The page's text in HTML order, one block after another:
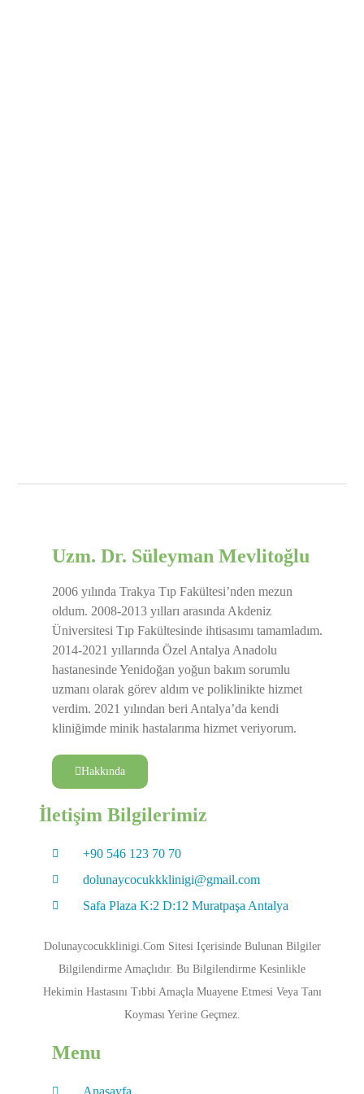
Uzm. Dr. Süleyman Mevlitoğlu
2006 yılında Trakya Tıp Fakültesi’nden mezun
oldum. 2008-2013 yılları arasında Akdeniz
Üniversitesi Tıp Fakültesinde ihtisasımı tamamladım.
2014-2021 yıllarında Özel Antalya Anadolu
hastanesinde Yenidoğan yoğun bakım sorumlu
uzmanı olarak görev aldım ve poliklinikte hizmet
verdim. 2021 yılından beri Antalya’da kendi
kliniğimde minik hastalarıma hizmet veriyorum.
Hakkında
İletişim Bilgilerimiz
+90 546 123 70 70
dolunaycocukkklinigi@gmail.com
Safa Plaza K:2 D:12 Muratpaşa Antalya
Dolunaycocukklinigi.com Sitesi Içerisinde Bulunan Bilgiler
Bilgilendirme Amaçlıdır. Bu Bilgilendirme Kesinlikle
Hekimin Hastasını Tıbbi Amaçla Muayene Etmesi Veya Tanı
Koyması Yerine Geçmez.
Menu